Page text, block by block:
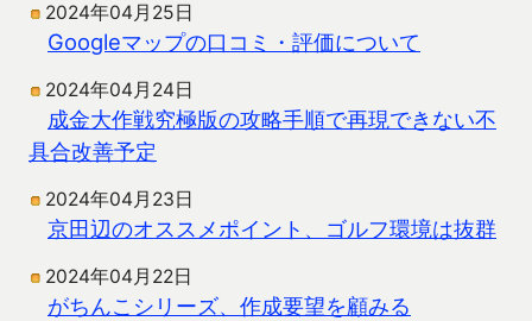
2024年04月25日
Googleマップの口コミ・評価について
2024年04月24日
成金大作戦究極版の攻略手順で再現できない不
具合改善予定
2024年04月23日
京田辺のオススメポイント、ゴルフ環境は抜群
2024年04月22日
がちんこシリーズ、作成要望を顧みる